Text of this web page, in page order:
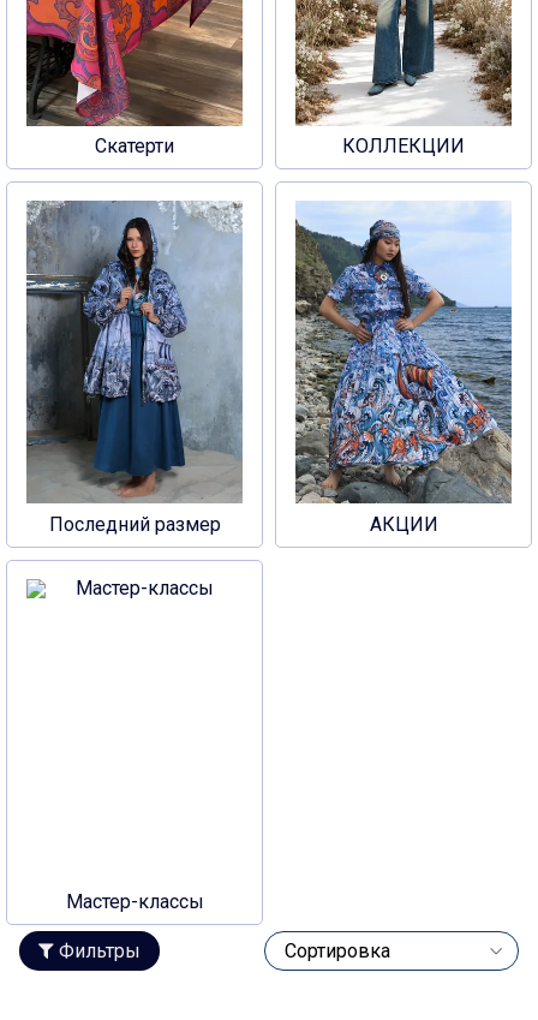
Скатерти КОЛЛЕКЦИИ
Последний размер АКЦИИ
Мастер-классы
Фильтры